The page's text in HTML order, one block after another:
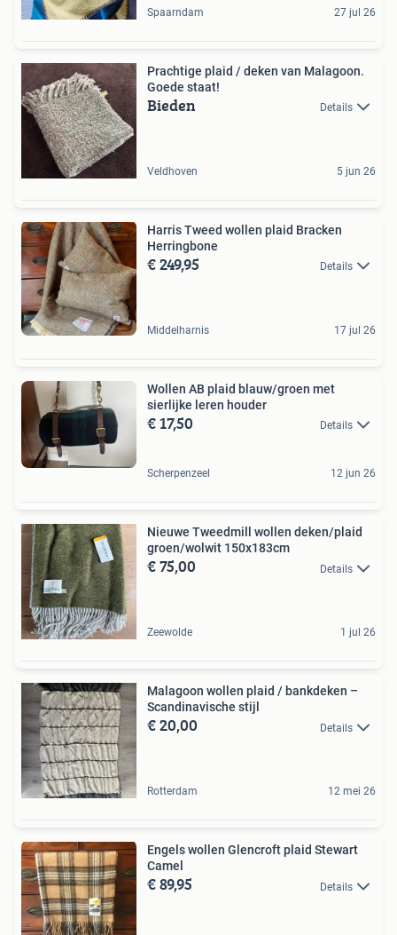
Spaarndam 27 jul 26
Prachtige plaid / deken van Malagoon.
Goede staat!
Bieden Details
Veldhoven 5 jun 26
Harris Tweed wollen plaid Bracken
Herringbone
€ 249,95 Details
Middelharnis 17 jul 26
Wollen AB plaid blauw/groen met
sierlijke leren houder
€ 17,50 Details
Scherpenzeel 12 jun 26
Nieuwe Tweedmill wollen deken/plaid
groen/wolwit 150x183cm
€ 75,00 Details
Zeewolde 1 jul 26
Malagoon wollen plaid / bankdeken –
Scandinavische stijl
€ 20,00 Details
Rotterdam 12 mei 26
Engels wollen Glencroft plaid Stewart
Camel
€ 89,95 Details